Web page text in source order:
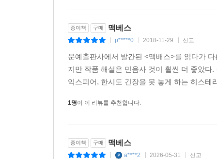
종이책 구매 맥베스
p*****0 2018-11-29 신고
문예출판사에서 발간된 <맥배스>를 읽다가
지만 작품 해설은 민음사 것이 휠씬 더 좋았
익스피어, 한시도 긴장을 못 놓게 하는 히스
1명이 이 리뷰를 추천합니다.
종이책 구매 맥베스
a****2 2026-05-31 신고